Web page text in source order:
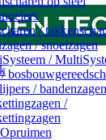
/
/ snoeizagen
/
/ bandenzagen
/